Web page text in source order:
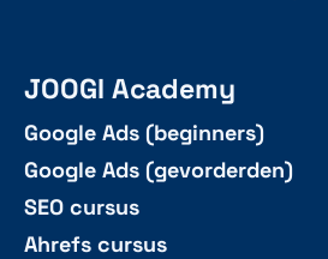
JOOGI Academy
Google Ads (beginners)
Google Ads (gevorderden)
SEO cursus
Ahrefs cursus